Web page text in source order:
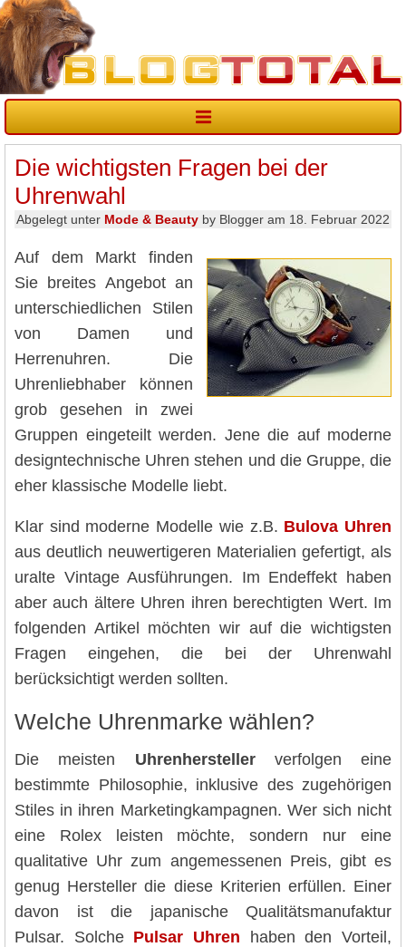
Die wichtigsten Fragen bei der
Uhrenwahl
Abgelegt unter Mode & Beauty by Blogger am 18. Februar 2022
Auf dem Markt finden
Sie breites Angebot an
unterschiedlichen Stilen
von Damen und
Herrenuhren. Die
Uhrenliebhaber können
grob gesehen in zwei
Gruppen eingeteilt werden. Jene die auf moderne
designtechnische Uhren stehen und die Gruppe, die
eher klassische Modelle liebt.
Klar sind moderne Modelle wie z.B. Bulova Uhren
aus deutlich neuwertigeren Materialien gefertigt, als
uralte Vintage Ausführungen. Im Endeffekt haben
aber auch ältere Uhren ihren berechtigten Wert. Im
folgenden Artikel möchten wir auf die wichtigsten
Fragen eingehen, die bei der Uhrenwahl
berücksichtigt werden sollten.
Welche Uhrenmarke wählen?
Die meisten Uhrenherstellerverfolgen eine
bestimmte Philosophie, inklusive des zugehörigen
Stiles in ihren Marketingkampagnen. Wer sich nicht
eine Rolex leisten möchte, sondern nur eine
qualitative Uhr zum angemessenen Preis, gibt es
genug Hersteller die diese Kriterien erfüllen. Einer
davon ist die japanische Qualitätsmanufaktur
Pulsar. Solche Pulsar Uhren haben den Vorteil,